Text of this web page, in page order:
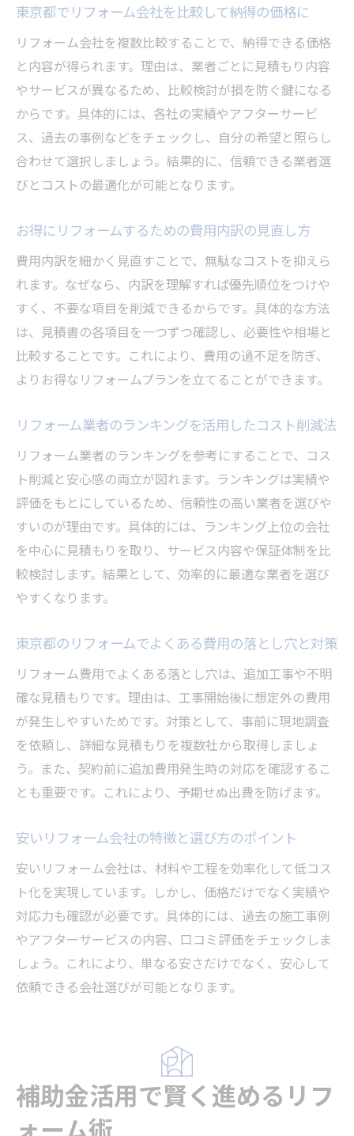
東京都で受けられるリフォーム助成金活用
の注意点
補助金利用リフォームで失敗しないための
事前準備
おしゃれなリフォーム実現の最新トレンド
東京都で注目のリフォーム最新トレンドを
解説
おしゃれなリフォーム会社選びと成功例の
集
リフォームで人気のおしゃれ空間演出ポイ
ント
東京都のリフォームで流行のデザイン実例
を学ぶ
ィネート術
信頼できるリフォーム業者選びのコツ
リフォーム業者選びで失敗しない東京都の
ポイント
東京都で信頼できるリフォーム会社の見極
め方
ランキングや評判を活用した業者選定のコ
ツ
ェック
評判の悪い業者を避けるためのチェックリ
スト
リフォーム会社一覧から選ぶ際の注意点
ランキングで見る東京都のリフォーム事情
リフォーム会社ランキングから読む東京都
東京都のリフォーム業者ランキング活用法
安いリフォーム会社が人気の理由と注意点
ランキング上位の業者が支持されるポイン
ト
評判や口コミから見る東京都のリフォーム
事情
ランキングと実績で選ぶリフォーム会社の
費用対効果を意識したリフォーム計画の立
て方
東京都のリフォームでコストパフォーマン
東京都でリフォーム会社を比較して納得の価格に
リフォーム会社を複数比較することで、納得できる価格
と内容が得られます。理由は、業者ごとに見積もり内容
やサービスが異なるため、比較検討が損を防ぐ鍵になる
からです。具体的には、各社の実績やアフターサービ
ス、過去の事例などをチェックし、自分の希望と照らし
合わせて選択しましょう。結果的に、信頼できる業者選
びとコストの最適化が可能となります。
お得にリフォームするための費用内訳の見直し方
費用内訳を細かく見直すことで、無駄なコストを抑えら
れます。なぜなら、内訳を理解すれば優先順位をつけや
すく、不要な項目を削減できるからです。具体的な方法
は、見積書の各項目を一つずつ確認し、必要性や相場と
比較することです。これにより、費用の過不足を防ぎ、
よりお得なリフォームプランを立てることができます。
リフォーム業者のランキングを活用したコスト削減法
リフォーム業者のランキングを参考にすることで、コス
ト削減と安心感の両立が図れます。ランキングは実績や
評価をもとにしているため、信頼性の高い業者を選びや
すいのが理由です。具体的には、ランキング上位の会社
を中心に見積もりを取り、サービス内容や保証体制を比
較検討します。結果として、効率的に最適な業者を選び
やすくなります。
東京都のリフォームでよくある費用の落とし穴と対策
リフォーム費用でよくある落とし穴は、追加工事や不明
確な見積もりです。理由は、工事開始後に想定外の費用
が発生しやすいためです。対策として、事前に現地調査
を依頼し、詳細な見積もりを複数社から取得しましょ
う。また、契約前に追加費用発生時の対応を確認するこ
とも重要です。これにより、予期せぬ出費を防げます。
安いリフォーム会社の特徴と選び方のポイント
安いリフォーム会社は、材料や工程を効率化して低コス
ト化を実現しています。しかし、価格だけでなく実績や
対応力も確認が必要です。具体的には、過去の施工事例
やアフターサービスの内容、口コミ評価をチェックしま
しょう。これにより、単なる安さだけでなく、安心して
依頼できる会社選びが可能となります。
補助金活用で賢く進めるリフ
ォーム術